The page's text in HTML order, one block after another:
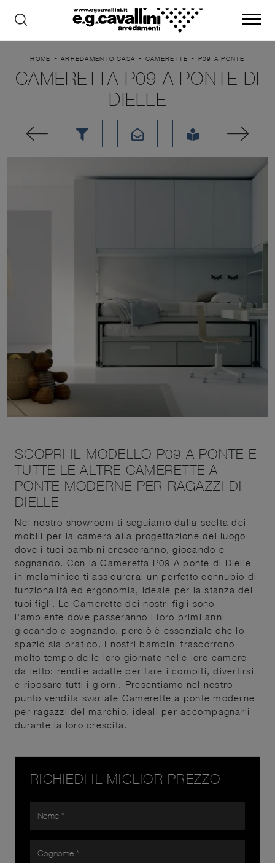
HOME -ARREDAMENTO CASA - CAMERETTE - P09 A PONTE
CAMERETTA P09 A PONTE DI
DIELLE
SCOPRI IL MODELLO P09 A PONTE E
TUTTE LE ALTRE CAMERETTE A
PONTE MODERNE PER RAGAZZI DI
DIELLE
Nel nostro showroom ti seguiamo dalla scelta dei
mobili per la camera alla progettazione del luogo
dove i tuoi bambini cresceranno, giocando e
sognando. Con la Cameretta P09 A ponte di Dielle
in melaminico ti assicurerai un perfetto connubio di
funzionalità ed ergonomia, ideale per la stanza dei
tuoi figli. Le Camerette dei nostri figli sono
l'ambiente dove passeranno i loro primi anni
giocando e sognando, perciò è essenziale che lo
spazio sia pratico. I nostri bambini trascorrono
molto tempo delle loro giornate nelle loro camere
da letto: rendile adatte per fare i compiti, divertirsi
e riposare tutti i giorni. Presentiamo nel nostro
punto vendita svariate Camerette a ponte moderne
per ragazzi del marchio, ideali per accompagnarli
durante la loro crescita.
RICHIEDI IL MIGLIOR PREZZO